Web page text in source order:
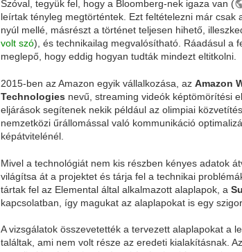
Szóval, tegyük fel, hogy a Bloomberg-nek igaza van (
leírtak tényleg megtörténtek. Ezt feltételezni már
nyúl mellé, másrészt a történet teljesen hihető,
volt szó), és technikailag megvalósítható. Ráadásul a
meglepő, hogy eddig hogyan tudták mindezt eltitkolni.
2015-ben az Amazon egyik vállalkozása, az Amazon
Technologies nevű, streaming videók képtömörítési
eljárások segítenek nekik például az olimpiai
nemzetközi űrállomással való kommunikáció
képátvitelénél.
Mivel a technológiát nem kis részben kényes adatok
világítsa át a projektet és tárja fel a technikai
tártak fel az Elemental által alkalmazott alaplapok, a
kapcsolatban, így magukat az alaplapokat is egy
A vizsgálatok összevetették a tervezett alaplapokat a
találtak, ami nem volt része az eredeti kialakításnak.